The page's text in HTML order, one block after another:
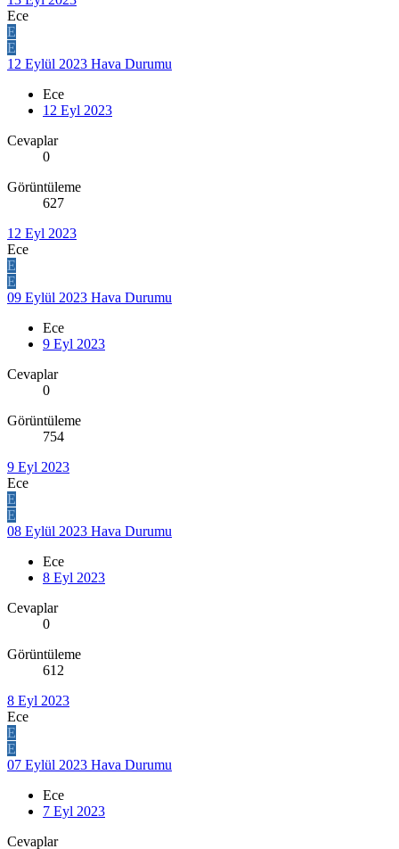
Ece
E
E
12 Eylül 2023 Hava Durumu
Ece
12 Eyl 2023
Cevaplar
0
Görüntüleme
627
12 Eyl 2023
Ece
E
E
09 Eylül 2023 Hava Durumu
Ece
9 Eyl 2023
Cevaplar
0
Görüntüleme
754
9 Eyl 2023
Ece
E
E
08 Eylül 2023 Hava Durumu
Ece
8 Eyl 2023
Cevaplar
0
Görüntüleme
612
8 Eyl 2023
Ece
E
E
07 Eylül 2023 Hava Durumu
Ece
7 Eyl 2023
Cevaplar